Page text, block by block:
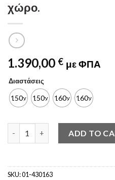
χώρο.
1.390,00 € με ΦΠΑ
Διαστάσεις
150χ190150χ200160χ190160χ200
ADD TO
SKU:01-430163